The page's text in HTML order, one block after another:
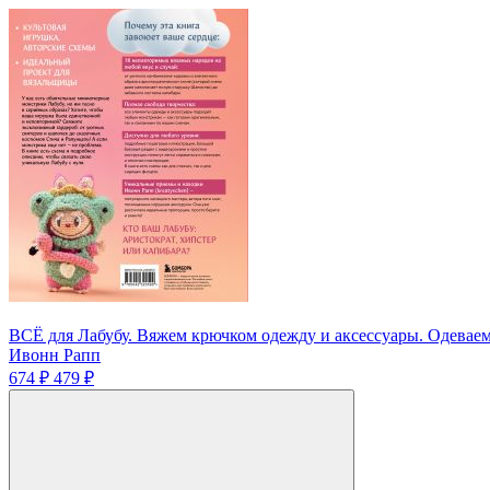
ВСЁ для Лабубу. Вяжем крючком одежду и аксессуары.
Ивонн Рапп
674 ₽ 479 ₽